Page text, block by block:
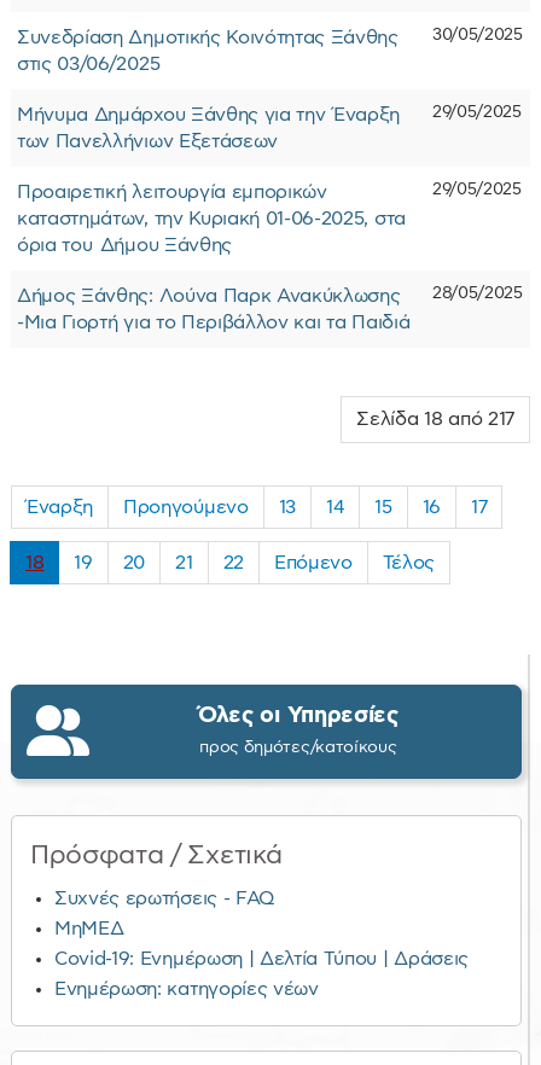
Συνεδρίαση Δημοτικής Κοινότητας Ξάνθης
στις 03/06/2025
30/05/2025
Μήνυμα Δημάρχου Ξάνθης για την Έναρξη
των Πανελλήνιων Εξετάσεων
29/05/2025
Προαιρετική λειτουργία εμπορικών
καταστημάτων, την Κυριακή 01-06-2025, στα
όρια του Δήμου Ξάνθης
29/05/2025
Δήμος Ξάνθης: Λούνα Παρκ Ανακύκλωσης
-Μια Γιορτή για το Περιβάλλον και τα Παιδιά
28/05/2025
Σελίδα 18 από 217
Έναρξη Προηγούμενο 13 14 15 16 17
18 19 20 21 22 Επόμενο Τέλος
Όλες οι Υπηρεσίες
προς δημότες/κατοίκους
Πρόσφατα / Σχετικά
Συχνές ερωτήσεις - FAQ
ΜηΜΕΔ
Covid-19: Ενημέρωση | Δελτία Τύπου | Δράσεις
Ενημέρωση: κατηγορίες νέων